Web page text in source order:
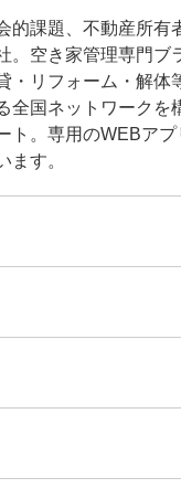
的課題、不動産所
。空き家管理専門
・リフォーム・解体
全国ネットワーク
ト。専用のWEBア
ます。